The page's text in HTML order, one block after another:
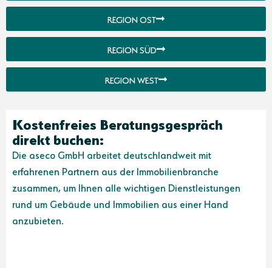
REGION OST
REGION SÜD
REGION WEST
Kostenfreies Beratungsgespräch
direkt buchen:
Die aseco GmbH arbeitet deutschlandweit mit
erfahrenen Partnern aus der Immobilienbranche
zusammen, um Ihnen alle wichtigen Dienstleistungen
rund um Gebäude und Immobilien aus einer Hand
anzubieten.